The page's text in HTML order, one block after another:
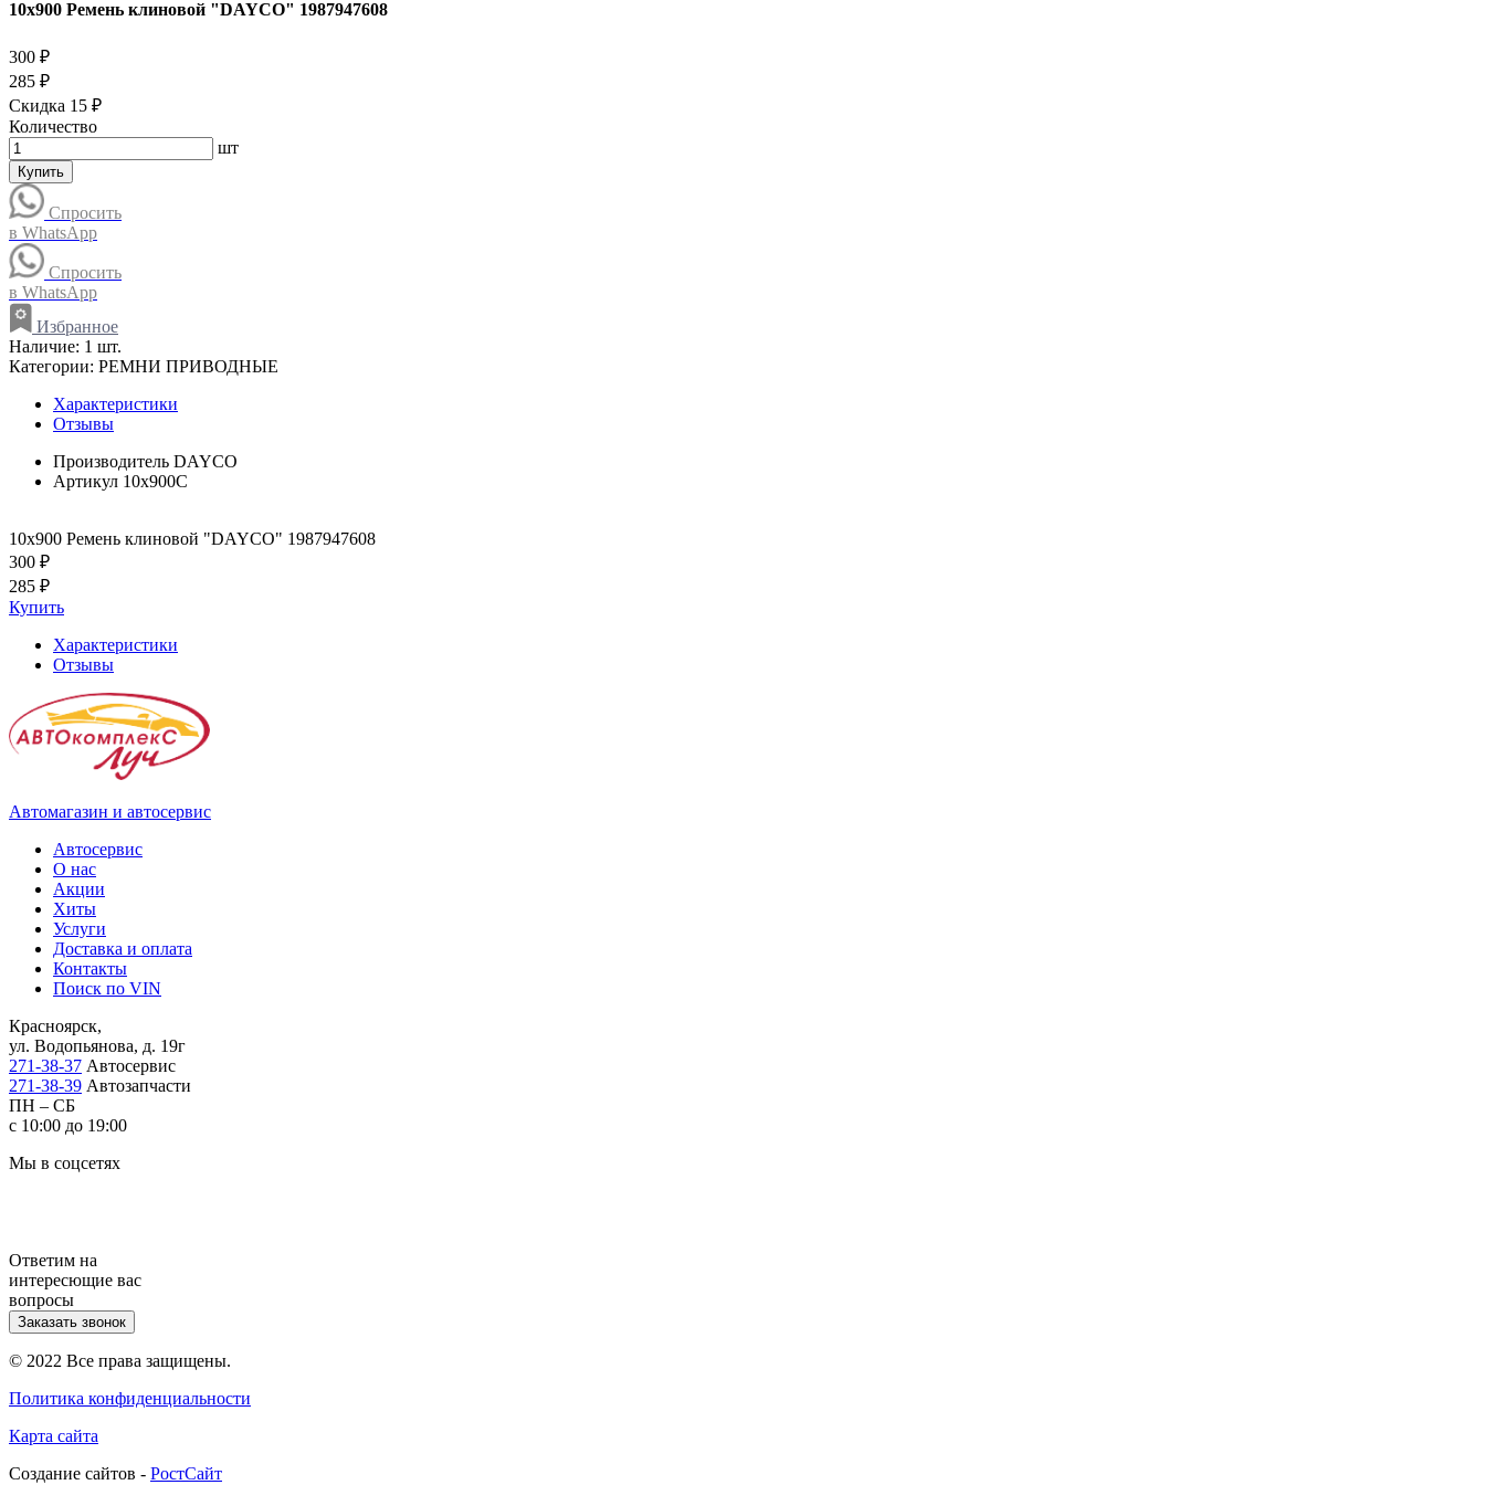
10x900 Ремень клиновой "DAYCO" 1987947608
300 ₽
285 ₽
Скидка 15 ₽
Количество
шт
Купить
Спросить
в WhatsApp
Спросить
в WhatsApp
Избранное
Наличие: 1 шт.
Категории: РЕМНИ ПРИВОДНЫЕ
Характеристики
Отзывы
Производитель DAYCO
Артикул 10x900C
10x900 Ремень клиновой "DAYCO" 1987947608
300 ₽
285 ₽
Купить
Характеристики
Отзывы
Автомагазин и автосервис
Автосервис
О нас
Акции
Хиты
Услуги
Доставка и оплата
Контакты
Поиск по VIN
Красноярск,
ул. Водопьянова, д. 19г
271-38-37 Автосервис
271-38-39 Автозапчасти
ПН – СБ
с 10:00 до 19:00
Мы в соцсетях
Ответим на
интересющие вас
вопросы
Заказать звонок
© 2022 Все права защищены.
Политика конфиденциальности
Карта сайта
Cоздание сайтов - РостСайт